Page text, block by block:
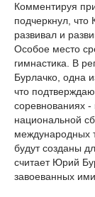
Комментируя
подчеркнул, что
развивал и
Особое место
гимнастика. В
Бурлачко, одна
что
соревнованиях -
национальной
международных
будут созданы
считает Юрий
завоеванных